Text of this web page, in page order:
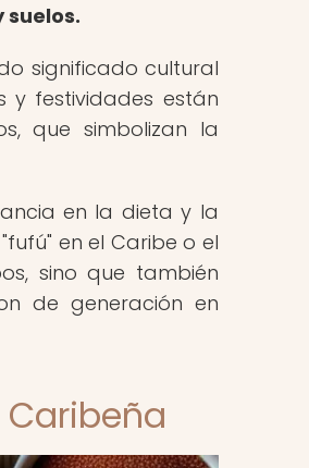
significado cultural
y festividades están
que simbolizan la
en la dieta y la
en el Caribe o el
sino que también
de generación en